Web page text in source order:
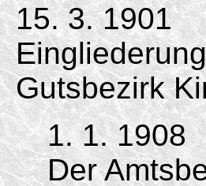
15. 3. 1901
Gutsbezirk
1. 1. 1908
Der